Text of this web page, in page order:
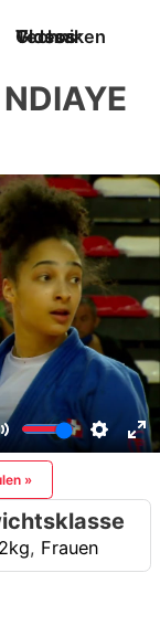
Techniken
Videos
Glossar
»
, Frauen